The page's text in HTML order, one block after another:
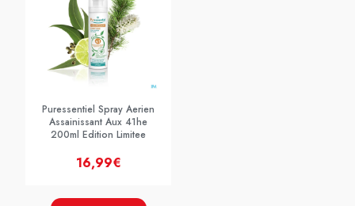
Puressentiel Spray Aerien
Assainissant Aux 41he
200ml Edition Limitee
16,99€